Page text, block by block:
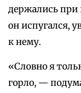
держались при
он испугался,
к нему.
«Словно я
горло, —